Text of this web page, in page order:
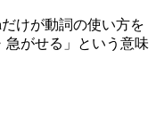
けが動詞の使い方を
がせる」という意味